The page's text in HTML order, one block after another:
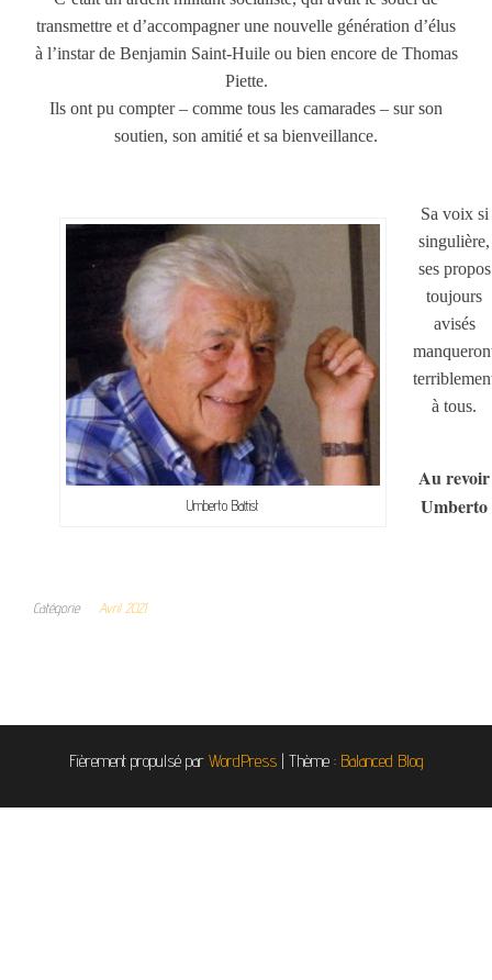
transmettre et d’accompagner une nouvelle génération d’élus
à l’instar de Benjamin Saint-Huile ou bien encore de Thomas
Piette.
Ils ont pu compter – comme tous les camarades – sur son
soutien, son amitié et sa bienveillance.
Umberto Battist
Sa voix si
singulière,
ses propos
toujours
avisés
à tous.
Au revoir
Umberto
Catégorie Avril 2021
Fièrement propulsé par WordPress | Thème : Balanced Blog